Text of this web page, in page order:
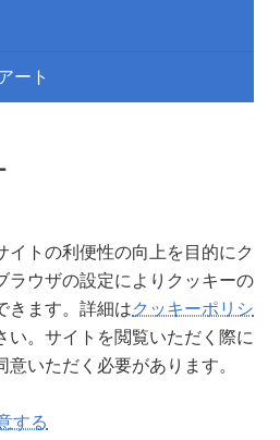
ート
イトの利便性の向上を目的にク
ラウザの設定によりクッキーの
きます。詳細はクッキーポリシ
い。サイトを閲覧いただく際に
いただく必要があります。
する